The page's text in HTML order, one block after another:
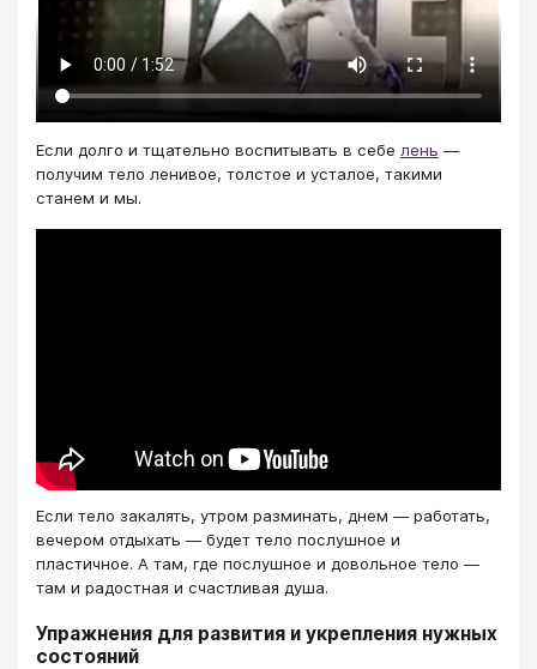
Если долго и тщательно воспитывать в себе лень —
получим тело ленивое, толстое и усталое, такими
станем и мы.
Если тело закалять, утром разминать, днем — работать,
вечером отдыхать — будет тело послушное и
пластичное. А там, где послушное и довольное тело —
там и радостная и счастливая душа.
Упражнения для развития и укрепления нужных
состояний